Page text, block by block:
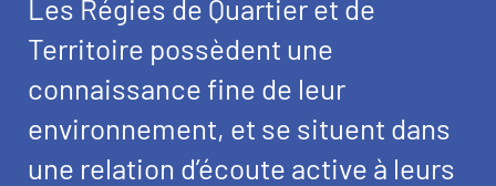
Texte
d’introduction
Les Régies de Quartier et de
Territoire possèdent une
connaissance fine de leur
environnement, et se situent dans
une relation d’écoute active à leurs